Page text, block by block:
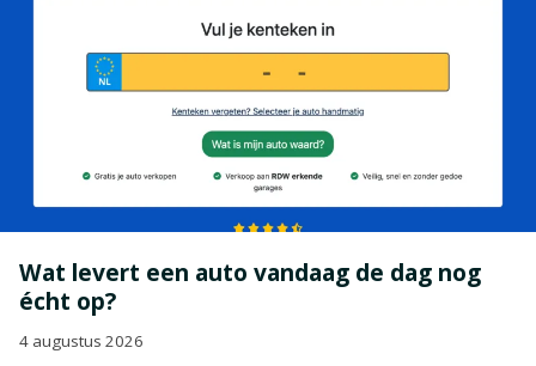
Wat levert een auto vandaag de dag nog
écht op?
4 augustus 2026